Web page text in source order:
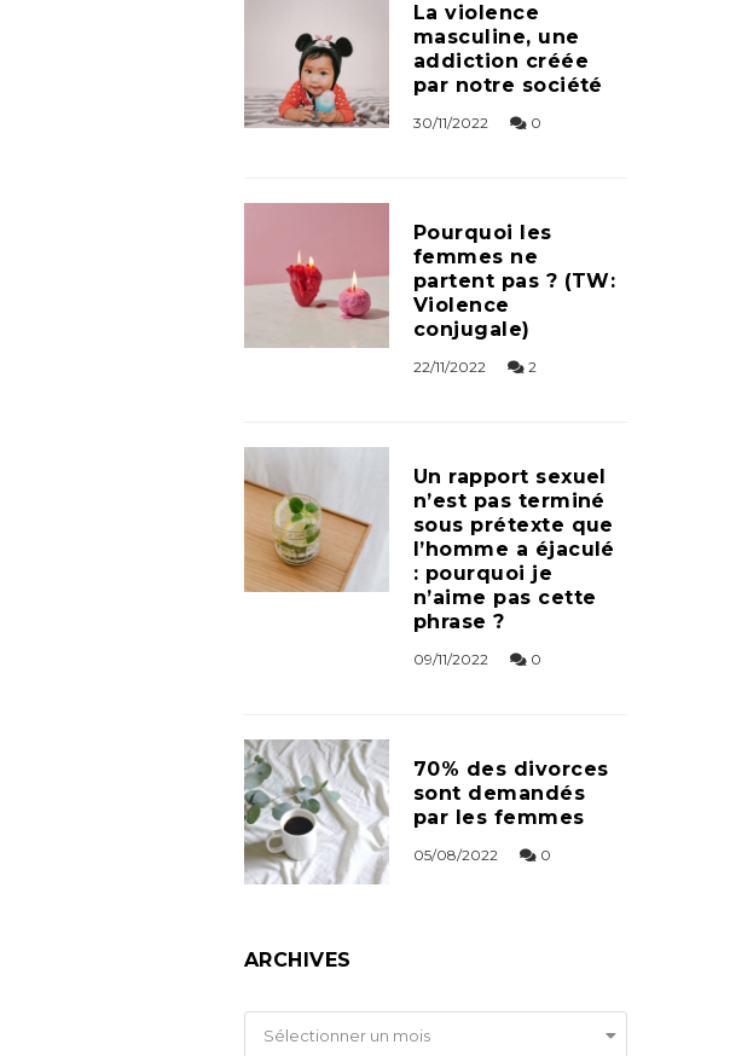
La violence
masculine, une
addiction créée
par notre société
30/11/2022 0
Pourquoi les
femmes ne
partent pas ? (TW:
Violence
conjugale)
22/11/2022 2
Un rapport sexuel
n’est pas terminé
sous prétexte que
l’homme a éjaculé
: pourquoi je
n’aime pas cette
phrase ?
09/11/2022 0
70% des divorces
sont demandés
par les femmes
05/08/2022 0
ARCHIVES
Archives
Sélectionner un mois